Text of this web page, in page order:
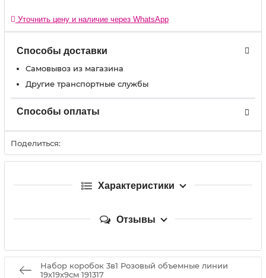
Уточнить цену и наличие через WhatsApp
Способы доставки
Самовывоз из магазина
Другие транспортные службы
Способы оплаты
Поделиться:
Характеристики
Отзывы
Набор коробок 3в1 Розовый объемные линии
19х19х9см 191317